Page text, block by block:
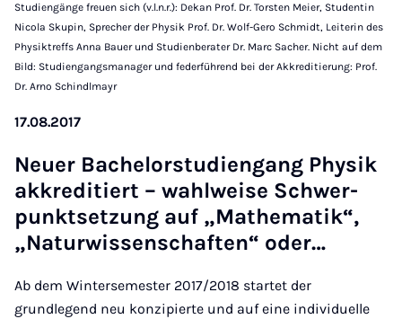
Studiengänge freuen sich (v.l.n.r.): Dekan Prof. Dr. Torsten Meier, Studentin
Nicola Skupin, Sprecher der Physik Prof. Dr. Wolf-Gero Schmidt, Leiterin des
Physiktreffs Anna Bauer und Studienberater Dr. Marc Sacher. Nicht auf dem
Bild: Studiengangsmanager und federführend bei der Akkreditierung: Prof.
Dr. Arno Schindlmayr
17.08.2017
Neuer Bach­el­or­stud­i­engang Physik
akkred­it­iert – wahl­weise Schwer­
punkt­set­zung auf „Mathem­atik“,
„Natur­wis­senschaften“ oder…
Ab dem Wintersemester 2017/2018 startet der
grundlegend neu konzipierte und auf eine individuelle